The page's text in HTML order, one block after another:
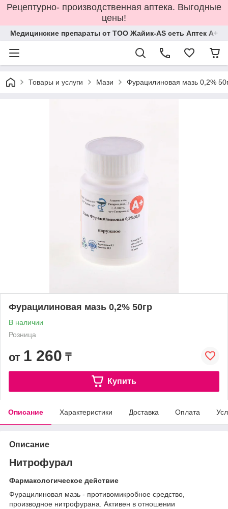
Рецептурно- производственная аптека. Выгодные
цены!
Медицинские препараты от ТОО Жайик-AS сеть Аптек А+
Товары и услуги Мази Фурацилиновая мазь 0,2%
Фурацилиновая мазь 0,2% 50гр
В наличии
Розница
от 1 260 ₸
Купить
Описание Характеристики Доставка Оплата
Описание
Нитрофурал
Фармакологическое действие
Фурацилиновая мазь - противомикробное средство,
производное нитрофурана. Активен в отношении